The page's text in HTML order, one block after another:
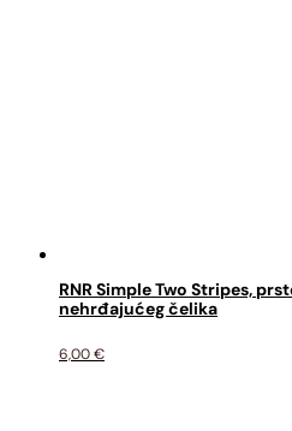
RNR Simple Two Stripes,
nehrđajućeg čelika
6,00€